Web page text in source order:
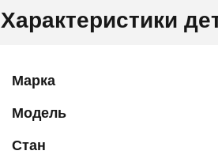
Характеристики
Марка
Модель
Стан